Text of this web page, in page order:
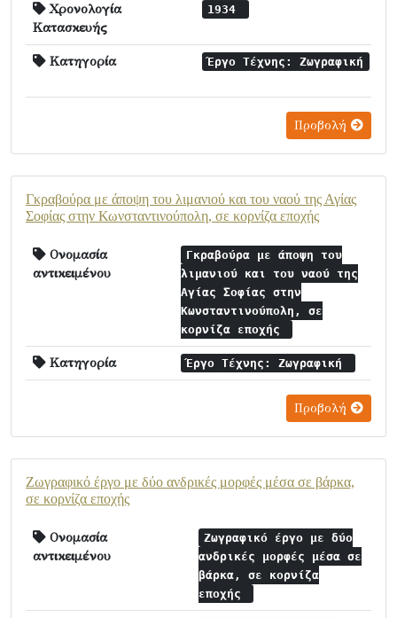
Χρονολογία
Κατασκευής
1934
Κατηγορία Έργο Τέχνης: Ζωγραφική
Προβολή
Γκραβούρα με άποψη του λιμανιού και του ναού της Αγίας
Σοφίας στην Κωνσταντινούπολη, σε κορνίζα εποχής
Ονομασία
αντικειμένου
Γκραβούρα με άποψη του
λιμανιού και του ναού της
Αγίας Σοφίας στην
Κωνσταντινούπολη, σε
κορνίζα εποχής
Κατηγορία Έργο Τέχνης: Ζωγραφική
Προβολή
Ζωγραφικό έργο με δύο ανδρικές μορφές μέσα σε βάρκα,
σε κορνίζα εποχής
Ονομασία
αντικειμένου
Ζωγραφικό έργο με δύο
ανδρικές μορφές μέσα σε
βάρκα, σε κορνίζα
εποχής